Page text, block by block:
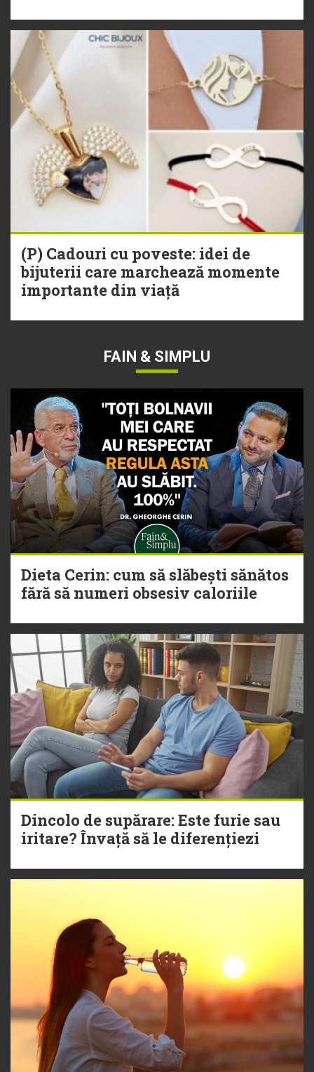
(P) Cadouri cu poveste: idei de
bijuterii care marchează momente
importante din viață
FAIN & SIMPLU
Dieta Cerin: cum să slăbești sănătos
fără să numeri obsesiv caloriile
Dincolo de supărare: Este furie sau
iritare? Învață să le diferențiezi